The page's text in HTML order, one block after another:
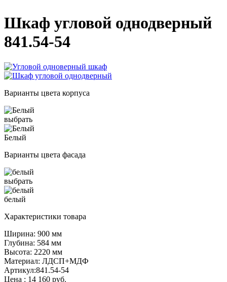
Шкаф угловой однодверный
841.54-54
Варианты цвета корпуса
выбрать
Белый
Варианты цвета фасада
выбрать
белый
Характеристики товара
Ширина: 900 мм
Глубина: 584 мм
Высота: 2220 мм
Материал: ЛДСП+МДФ
Артикул:841.54-54
Цена : 14 160 руб.